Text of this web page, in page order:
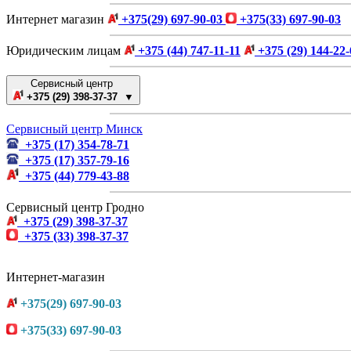
Интернет магазин +375(29) 697-90-03 +375(33) 697-90-03
Юридическим лицам +375 (44) 747-11-11 +375 (29) 144-
Сервисный центр
+375 (29) 398-37-37 ▼
Сервисный центр Минск
+375 (17) 354-78-71
+375 (17) 357-79-16
+375 (44) 779-43-88
Сервисный центр Гродно
+375 (29) 398-37-37
+375 (33) 398-37-37
Интернет-магазин
+375(29) 697-90-03
+375(33) 697-90-03